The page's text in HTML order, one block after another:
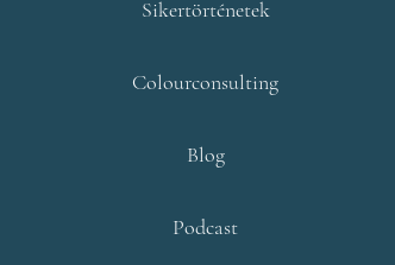
Sikertörténetek
Colourconsulting
Blog
Podcast